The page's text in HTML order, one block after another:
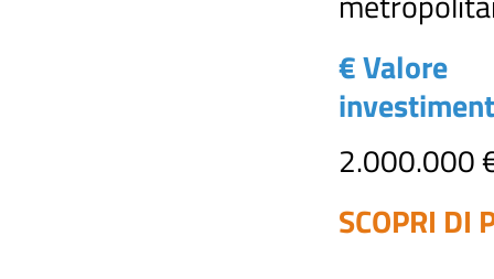
€ Valore
2.000.000
SCOPRI DI